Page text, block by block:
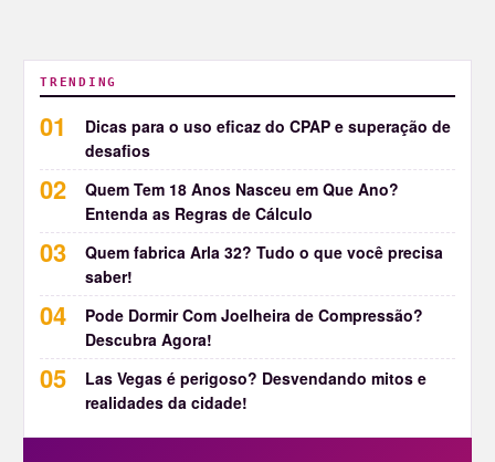
TRENDING
Dicas para o uso eficaz do CPAP e superação de
desafios
Quem Tem 18 Anos Nasceu em Que Ano?
Entenda as Regras de Cálculo
Quem fabrica Arla 32? Tudo o que você precisa
saber!
Pode Dormir Com Joelheira de Compressão?
Descubra Agora!
Las Vegas é perigoso? Desvendando mitos e
realidades da cidade!